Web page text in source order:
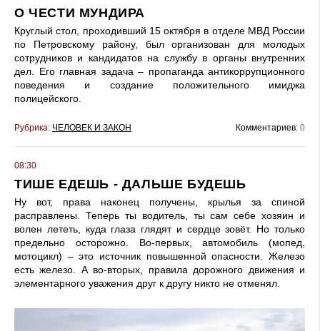
О ЧЕСТИ МУНДИРА
Круглый стол, проходивший 15 октября в отделе МВД России
по Петровскому району, был организован для молодых
сотрудников и кандидатов на службу в органы внутренних
дел. Его главная задача – пропаганда антикоррупционного
поведения и создание положительного имиджа
полицейского.
Рубрика: ЧЕЛОВЕК И ЗАКОН Комментариев: 0
08:30
ТИШЕ ЕДЕШЬ - ДАЛЬШЕ БУДЕШЬ
Ну вот, права наконец получены, крылья за спиной
расправлены. Теперь ты водитель, ты сам себе хозяин и
волен лететь, куда глаза глядят и сердце зовёт. Но только
предельно осторожно. Во-первых, автомобиль (мопед,
мотоцикл) – это источник повышенной опасности. Железо
есть железо. А во-вторых, правила дорожного движения и
элементарного уважения друг к другу никто не отменял.